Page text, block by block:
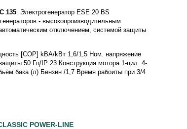
135. Электрогенератор ESE 20 ВS
- высокопроизводительным
отключением, системой защиты
[COP] kВА/kВт 1,6/1,5 Ном. напряжение
50 Гц/IP 23 Конструкция мотора 1-цил. 4-
бака (л) Бензин /1,7 Время рабоиты при 3/4
POWER-LINE